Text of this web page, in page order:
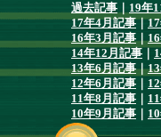
過去記事 19年
17年4月記事｜
16年3月記事｜
14年12月記事
13年6月記事｜
12年6月記事
11年8月記事
10年9月記事